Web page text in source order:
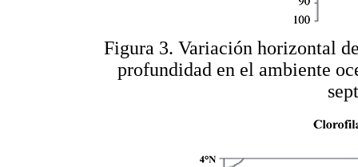
Figura 3. Variación horizontal
profundidad en el ambiente